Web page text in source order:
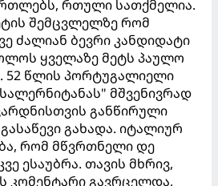
რთული სათქმელია.
შემცვლელზე რომ
ძალიან ბევრი კანდიდატი
ყველაზე მეტს პაულო
52 წლის პორტუგალიელი
მშვენივრად
განწირული
გახადა. იტალიურ
რომ მწვრთნელი დე
ესაუბრა. თავის მხრივ,
კომენტარი გავრცელდა,